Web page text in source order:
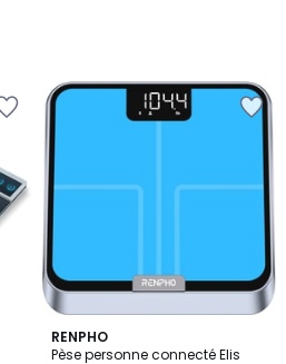
RENPHO
Pèse personne connecté Elis